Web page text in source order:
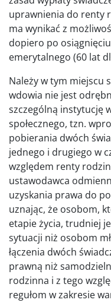
uprawnienia do renty
ma wynikać z
dopiero po
emerytalnego (60 lat
Należy w tym miejscu
wdowia nie jest
szczególną instytucję
społecznego, tzn.
pobierania dwóch
jednego i drugiego w
względem renty
ustawodawca
uzyskania prawa do
uznając, że osobom,
etapie życia, trudniej
sytuacji niż osobom
łączenia dwóch
prawną niż
rodzinna i z tego
regułom w zakresie